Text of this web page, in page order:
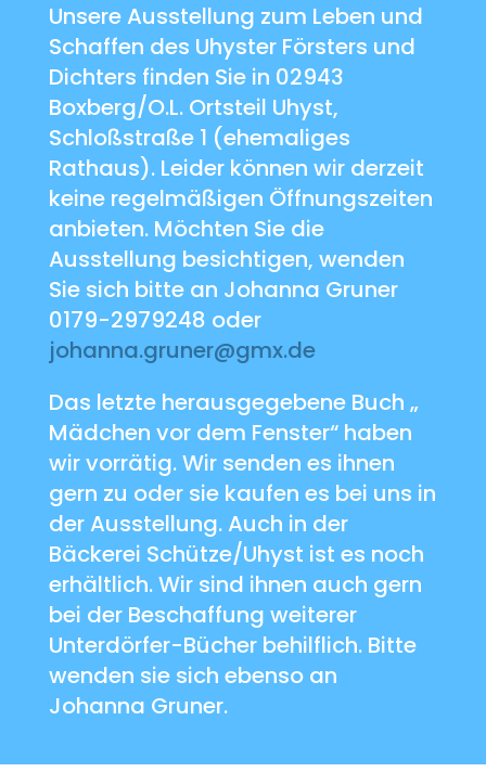
Unsere Ausstellung zum Leben und
Schaffen des Uhyster Försters und
Dichters finden Sie in 02943
Boxberg/O.L. Ortsteil Uhyst,
Schloßstraße 1 (ehemaliges
Rathaus). Leider können wir derzeit
keine regelmäßigen Öffnungszeiten
anbieten. Möchten Sie die
Ausstellung besichtigen, wenden
Sie sich bitte an Johanna Gruner
0179-2979248 oder
johanna.gruner@gmx.de
Das letzte herausgegebene Buch „
Mädchen vor dem Fenster“ haben
wir vorrätig. Wir senden es ihnen
gern zu oder sie kaufen es bei uns in
der Ausstellung. Auch in der
Bäckerei Schütze/Uhyst ist es noch
erhältlich. Wir sind ihnen auch gern
bei der Beschaffung weiterer
Unterdörfer-Bücher behilflich. Bitte
wenden sie sich ebenso an
Johanna Gruner.